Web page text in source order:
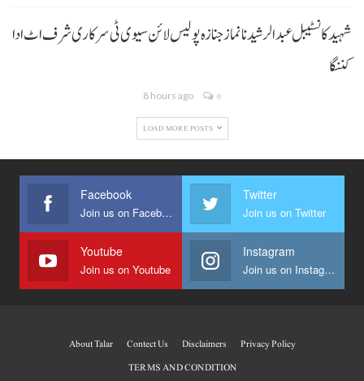
شہید کانسٹیبل عبدالرشید نا نماز جنازہ پولیس لائن سیوی ٹی سرکاری شرف اٹ ادا
کننگا
8 hours ago 0
LOAD MORE POSTS
Facebook
Join us on Facebook
Twitter
Join us on Twitter
Youtube
Join us on Youtube
Instagram
Join us on Instagram
About Talar Contect Us Disclaimers
Privacy Policy
TERMS AND CONDITION